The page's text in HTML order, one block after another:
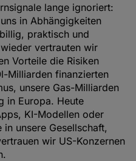
lange ignoriert:
in Abhängigkeiten
praktisch und
vertrauten wir
Vorteile die Risiken
Milliarden finanzierten
unsere Gas-Milliarden
in Europa. Heute
KI-Modellen oder
unsere Gesellschaft,
wir US-Konzernen